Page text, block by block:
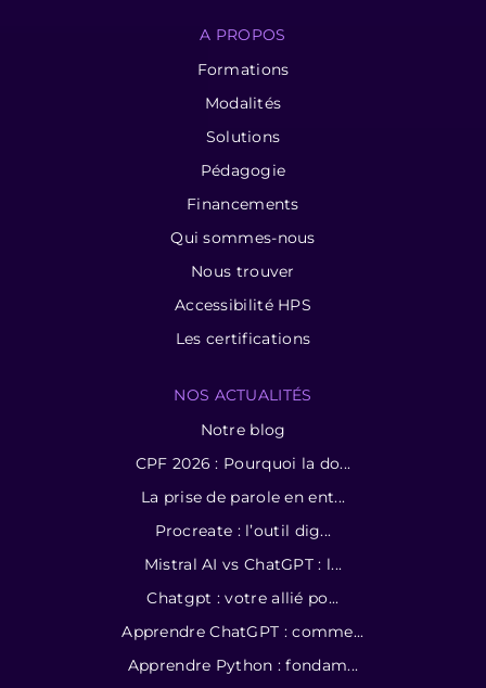
A PROPOS
Formations
Modalités
Solutions
Pédagogie
Financements
Qui sommes-nous
Nous trouver
Accessibilité HPS
Les certifications
NOS ACTUALITÉS
Notre blog
CPF 2026 : Pourquoi la do...
La prise de parole en ent...
Procreate : l’outil dig...
Mistral AI vs ChatGPT : l...
Chatgpt : votre allié po...
Apprendre ChatGPT : comme...
Apprendre Python : fondam...